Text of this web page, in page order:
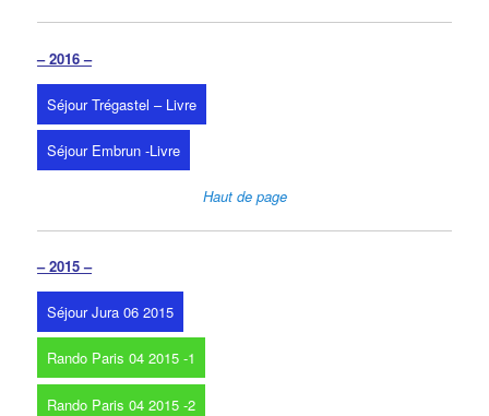
– 2016 –
Séjour Trégastel – Livre
Séjour Embrun -Livre
Haut de page
– 2015 –
Séjour Jura 06 2015
Rando Paris 04 2015 -1
Rando Paris 04 2015 -2